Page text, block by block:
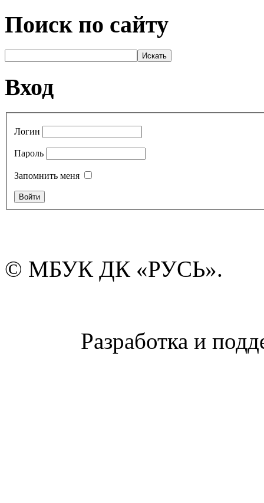
Поиск по сайту
Вход
Логин
Пароль
Запомнить меня
© МБУК ДК «РУСЬ».
Разработка и